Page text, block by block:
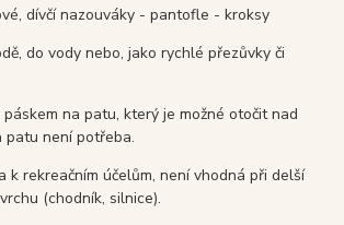
dívčí nazouváky - pantofle - kroksy
do vody nebo, jako rychlé přezůvky či
na patu, který je možné otočit nad
patu není potřeba.
k rekreačním účelům, není vhodná při delší
(chodník, silnice).